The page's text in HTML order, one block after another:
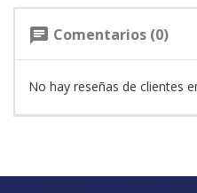
chat Comentarios (0)
No hay reseñas de clientes